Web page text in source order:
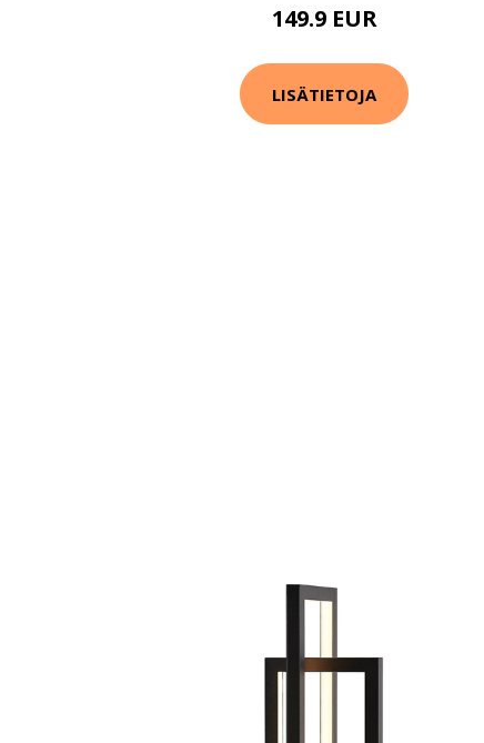
149.9 EUR
LISÄTIETOJA